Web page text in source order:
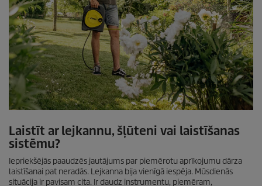
Laistīt ar lejkannu, šļūteni vai laistīšanas
sistēmu?
Iepriekšējās paaudzēs jautājums par piemērotu aprīkojumu dārza
laistīšanai pat neradās. Lejkanna bija vienīgā iespēja. Mūsdienās
situācija ir pavisam cita. Ir daudz instrumentu, piemēram,